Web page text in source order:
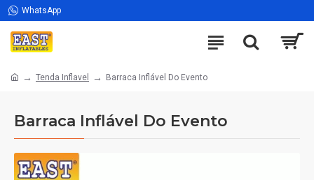
WhatsApp
Tenda Inflavel Barraca Inflável Do Evento
Barraca Inflável Do Evento